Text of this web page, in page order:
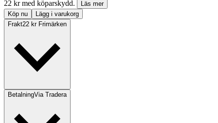
22 kr med köparskydd.
Läs mer
Köp nu
Lägg i varukorg
Frakt22 kr Frimärken
BetalningVia Tradera